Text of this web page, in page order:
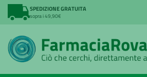
SPEDIZIONE GRATUITA
sopra i 49,90€